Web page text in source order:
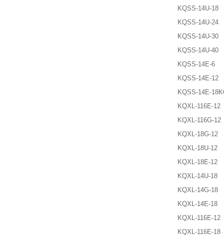
KQSS-14U-18
KQSS-14U-24
KQSS-14U-30
KQSS-14U-40
KQSS-14E-6
KQSS-14E-12
KQSS-14E-
KQXL-116E-12
KQXL-116G-12
KQXL-18G-12
KQXL-18U-12
KQXL-18E-12
KQXL-14U-18
KQXL-14G-18
KQXL-14E-18
KQXL-116E-12
KQXL-116E-18